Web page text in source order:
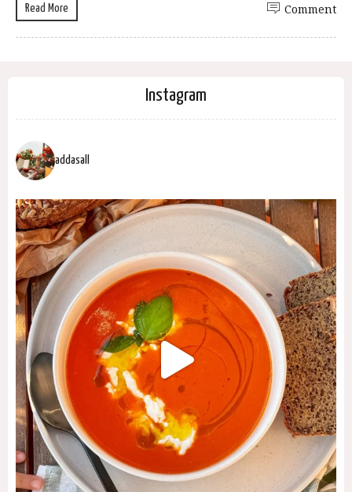
Read More Comment
Instagram
addasall